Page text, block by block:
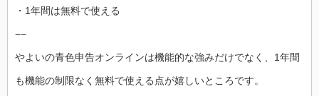
・1年間は無料で使える
−−
やよいの青色申告オンラインは機能的な強みだけでなく、1年間
も機能の制限なく無料で使える点が嬉しいところです。